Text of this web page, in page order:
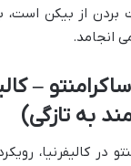
بردن از بیکن
انجامد.
–
به تازگی)
در کالیفرنیا،